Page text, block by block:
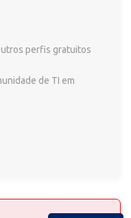
perfis gratuitos
de TI em